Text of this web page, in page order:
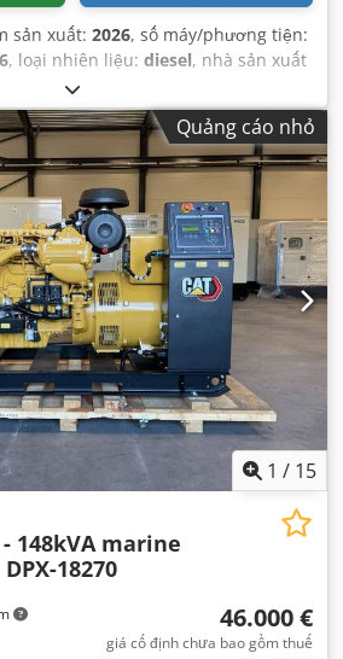
sản xuất: 2026, số máy/phương tiện:
, loại nhiên liệu: diesel, nhà sản xuất
Quảng cáo nhỏ
1 / 15
- 148kVA marine
18270
46.000 €
giá cố định chưa bao gồm thuế